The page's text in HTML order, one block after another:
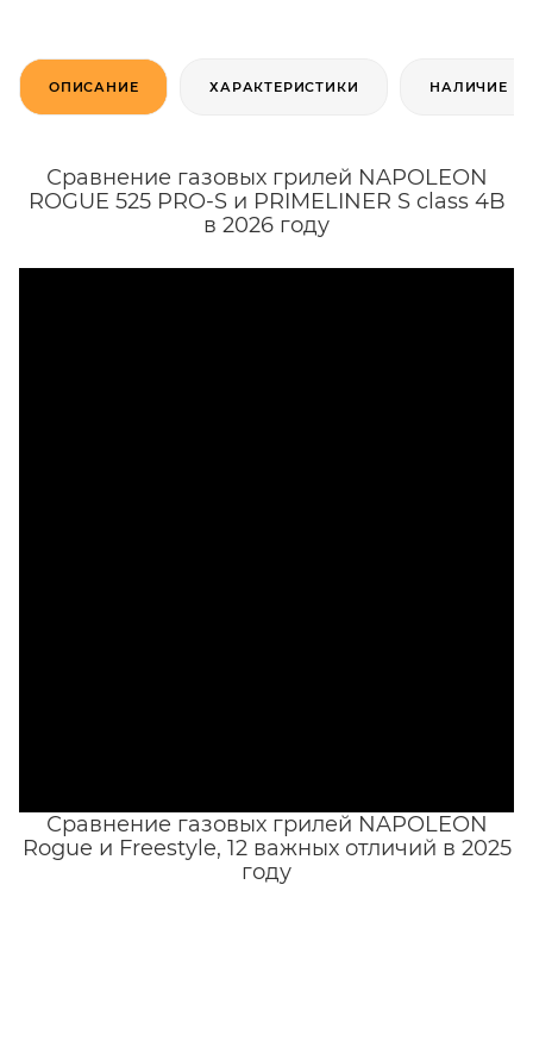
ОПИСАНИЕ ХАРАКТЕРИСТИКИ НАЛИЧИЕ
Сравнение газовых грилей NAPOLEON
ROGUE 525 PRO-S и PRIMELINER S class 4B
в 2026 году
Сравнение газовых грилей NAPOLEON
Rogue и Freestyle, 12 важных отличий в 2025
году